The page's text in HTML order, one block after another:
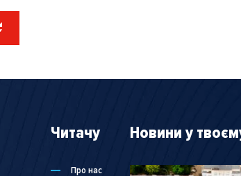
Читачу
Про нас
Новини у